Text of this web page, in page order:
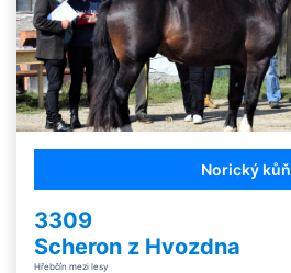
Norický kůň
3309
Scheron z Hvozdna
Hřebčín mezi lesy